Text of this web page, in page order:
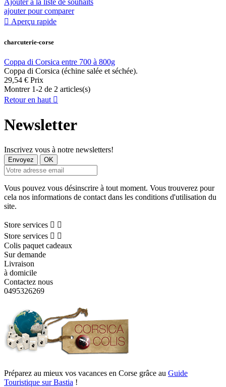
Ajouter à la liste de souhaits
ajouter pour comparer
 Aperçu rapide
charcuterie-corse
Coppa di Corsica entre 700 à 800g
Coppa di Corsica (échine salée et séchée).
29,54 € Prix
Montrer 1-2 de 2 articles(s)
Retour en haut 
Newsletter
Inscrivez vous à notre newsletters!
Vous pouvez vous désinscrire à tout moment. Vous trouverez pour
cela nos informations de contact dans les conditions d'utilisation du
site.
Store services  
Store services  
Colis paquet cadeaux
Sur demande
Livraison
à domicile
Contactez nous
0495326269
Préparez au mieux vos vacances en Corse grâce au Guide
Touristique sur Bastia !